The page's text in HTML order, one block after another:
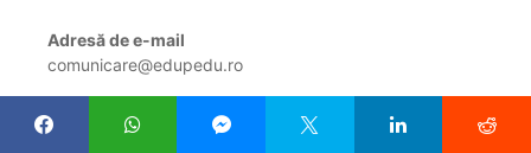
Adresă de e-mail
comunicare@edupedu.ro